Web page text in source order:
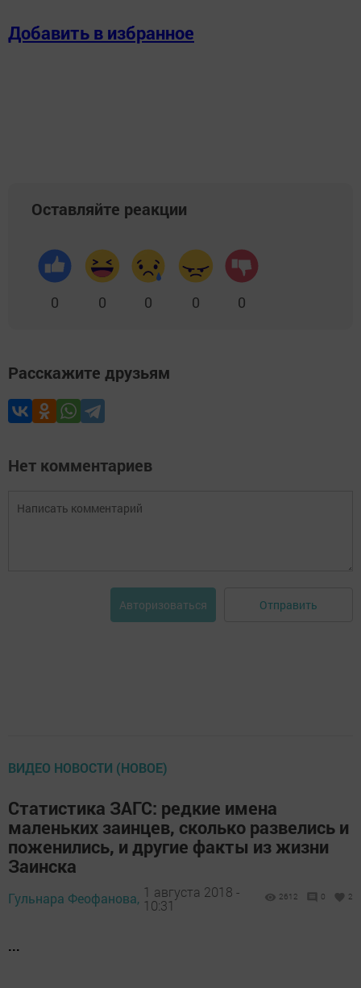
Добавить в избранное
Оставляйте реакции
0 0 0 0 0
Расскажите друзьям
Нет комментариев
Авторизоваться Отправить
ВИДЕО НОВОСТИ (НОВОЕ)
Статистика ЗАГС: редкие имена
маленьких заинцев, сколько развелись и
поженились, и другие факты из жизни
Заинска
Гульнара Феофанова, 1 августа 2018 -
10:31
2612 0 2
...